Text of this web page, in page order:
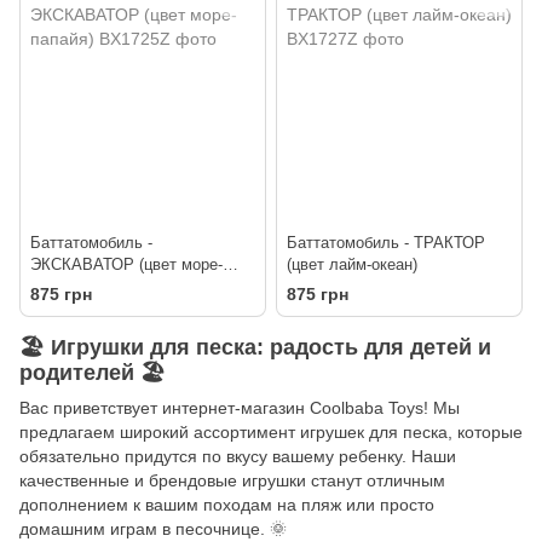
Баттатомобиль -
ЭКСКАВАТОР (цвет море-
папайя)
875 грн
Баттатомобиль - ТРАКТОР
(цвет лайм-океан)
875 грн
🏖️ Игрушки для песка: радость для детей и
родителей 🏖️
Вас приветствует интернет-магазин Coolbaba Toys! Мы
предлагаем широкий ассортимент игрушек для песка, которые
обязательно придутся по вкусу вашему ребенку. Наши
качественные и брендовые игрушки станут отличным
дополнением к вашим походам на пляж или просто
домашним играм в песочнице. 🌞